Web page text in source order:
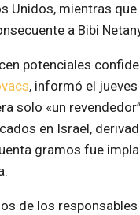
Unidos, mientras que
a Bibi
potenciales
, informó el
solo «un
en Israel,
gramos fue
de los responsables